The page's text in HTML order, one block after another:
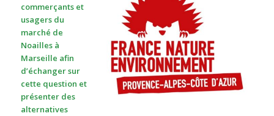
commerçants et
usagers du
marché de
Noailles à
Marseille afin
d’échanger sur
cette question et
présenter des
alternatives